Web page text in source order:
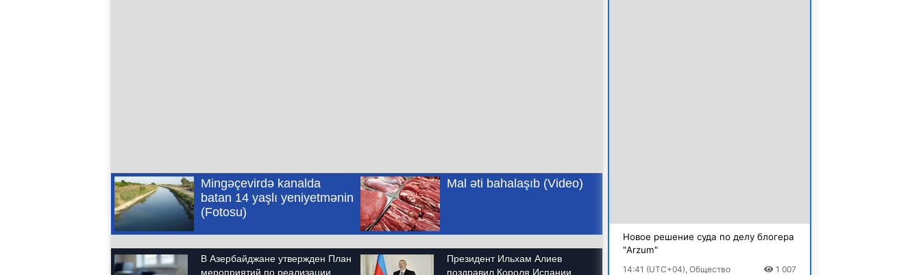
Новое решение суда по делу блогера
"Arzum"
14:41 (UTC+04), Общество 1 007